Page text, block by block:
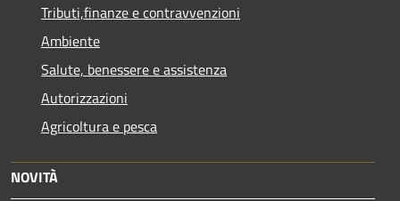
Tributi,finanze e contravvenzioni
Ambiente
Salute, benessere e assistenza
Autorizzazioni
Agricoltura e pesca
NOVITÀ